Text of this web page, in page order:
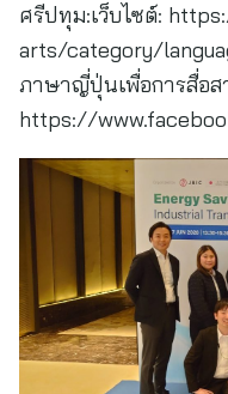
ศรีปทุม:เว็บไซต์:
arts/category/
ภาษาญี่ปุ่นเพื่อการสื่อส
https://